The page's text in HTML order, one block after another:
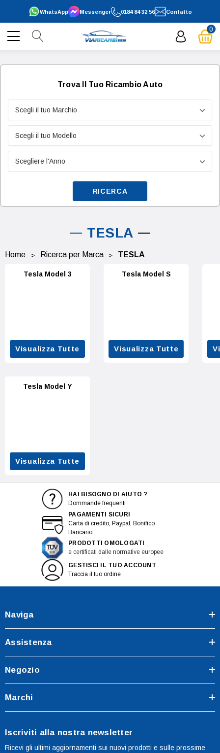
0184 84 32 56
WhatsApp Contatto
Messenger
0
Trova Il Tuo Ricambio Auto
RICERCA
TESLA
Home Ricerca per Marca TESLA
Tesla Model 3
Visualizza Tutte
Tesla Model S
Visualizza Tutte
Tesla Model Y
Visualizza Tutte
HAI BISOGNO DI AIUTO ?
Dommande frequenti
PAGAMENTI SICURI
Carta di credito, Paypal, Bonifico
Bancario
PRODOTTI OMOLOGATI
e certificati dalle normative europee
GESTISCI IL TUO ACCOUNT
Traccia il tuo ordine
Naviga
Assistenza
Negozio
Marchi
Iscriviti alla nostra newsletter
Ricevi gli ultimi aggiornamenti sui nuovi prodotti e sulle prossime